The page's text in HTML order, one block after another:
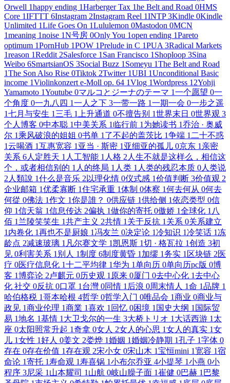
Orwell 1happy ending 1Harberger Tax 1he Belt and Road 0HMS
Core 1IFTTT 6Instagram 2Instagram Reel 1INTP3Kindle 0Kindle
Unlimited 1Life Goes On 1Lululemon 0Mastodon 0MCN
1meaning 1noise 1N号房 0Only You 1open ending 1Pareto
optimum 1PornHub 1POW 1Prelude in C 1PUA 3Radical Markets
1reason 1Reddit 2Salesforce 1 San Francisco 1 Shoploop 3Sina
Weibo 6SmartsianOS 3Social Buzz 1 Someyu 1The Belt and Road
1The Son Also Rise 0Tiktok 2Twitter 1UBI 1Unconditional Basic
income 1Violinkonzert e-Moll op. 64 1Vlog 1Wordpress 12Yohji
Yamamoto 1Youtube 0マルコとジーナのテーマ 1一个愿望 0一
个角度 0一九八四 1一人之下 3一带一路 1一期一会 0一步之遥
1七月与安生 1 三毛 1 上升通道 0不擅告别 1世界末日 0世界观 3
个人博客 0中本聪 1中美关系 1 临行前 1 为她读书 1乔治 · 奥威
尔 1乘风破浪的姐姐 0书单 1 了不起的盖茨比 1争端 1 二十不惑
1云喝酒 1互惠宽容 1 亚当 · 斯密 1 亚细亚的孤儿 0京东 1 亲密
关系 6人定胜天 1 人工智能 1 人格 2 人生不就是这样么，相信这
个，或者相信别的 1 人的终局 1 人类 1 人类的残忍本质 0人类说
2 人類說 1什么是音乐 2 以理化情 0仪式感 1价值判断 3价值观 2
企业邮箱 1优柔寡断 1住宅承重 1体制 0体察 1何去何从 0何去
何從 0佛法 1作文 1你是誰？ 0供应链 1供给侧 1依恋类型 0信
仰 1信天翁 1信息传达 2偏执 1做你的寄托 0傲娇 1全球化 1 八
佰 1 兰陵笑笑生 1共产主义 2共情 1 关于反抗 1 关系 0关系建立
1 内卷化 1再也不是厨娘 1 冯友兰 0决定论 1冷知识 1冷笑话 1冻
龄点 2减速玻璃 1 凡尔赛文学 1凯恩斯 1切 · 格瓦拉 1创造 3初
见 0利害关系 1 别人 1制度 6制度黄昏 1 加缪 1务实 1 区块链 2医
疗 0医疗信息化 1十二平均律 1华为 1单向历 0单向历pc版 0博
客 1博弈论 2卢麒元 0历史观 1 原来 0厦门 0去中心化 1去中心
化 社交 0反抗 0口罩 1 台灣 0同情 1 后浪 0周末情人 1命 1品牌 1
哈伯格税 1哥本哈根 4哲学 0哲学入门 0唯品会 1商业 0商业与
政见 1商业伦理 1商業 1喜欢 1 回忆 0困境 1 国史大纲 1 国际贸
易 1地名 1基情 1 大卫戈尔的一生 3大桥トリオ 1 大话西游 1 太
座 0太阳照常升起 1奇拿 0女人 2女人的心思 1女人的真实 1女
儿 1女性 1好人 0姜文 2娄烨 1婚姻 1婚姻冷静期 1孔子 1字体 0
存在 0存在价值 1存在观 2宋小女 0宋山木 1宝恒mini 1 宽容 1宿
命论 1寄托 1寿命观 1寿喜锅 1小布尔乔亚 4小提琴 1小燕 0小
程序 3尼采 1 山本耀司 1 山航 0岐山臊子面 1崔健 0巴赫 1 巴黎